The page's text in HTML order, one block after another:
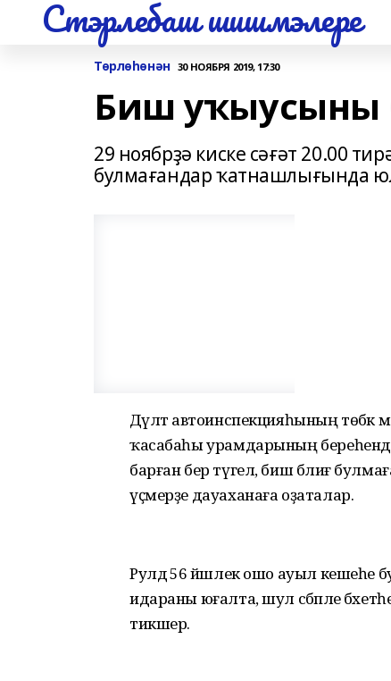
Стэрлебаш шишмэлере
Төрлөһөнән 30 НОЯБРЯ 2019, 17:30
Биш уҡыусыны
29 ноябрҙә киске сәғәт 20.00
булмағандар ҡатнашлығында
Дәүләт автоинспекцияһының төбәк
ҡасабаһы урамдарының береһендә
барған бер түгел, биш бәлиғ
үҫмерҙе дауаханаға оҙаталар.
Рулдә 56 йәшлек ошо ауыл кешеһе
идараны юғалта, шул сәбәпле
тикшерә.